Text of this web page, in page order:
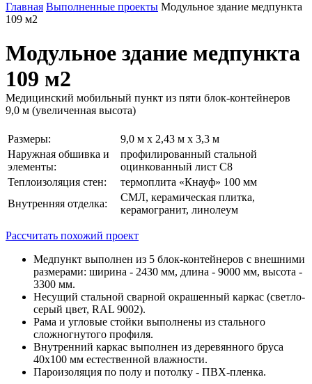
Главная Выполненные проекты Модульное здание медпункта
109 м2
Модульное здание медпункта
109 м2
Медицинский мобильный пункт из пяти блок-контейнеров
9,0 м (увеличенная высота)
Размеры:
9,0 м х 2,43 м х 3,3 м
Наружная обшивка и
элементы:
профилированный стальной
оцинкованный лист С8
Теплоизоляция стен:
термоплита «Кнауф» 100 мм
Внутренняя отделка:
СМЛ, керамическая плитка,
керамогранит, линолеум
Рассчитать похожий проект
Медпункт выполнен из 5 блок-контейнеров с внешними
размерами: ширина - 2430 мм, длина - 9000 мм, высота -
3300 мм.
Несущий стальной сварной окрашенный каркас (светло-
серый цвет, RAL 9002).
Рама и угловые стойки выполнены из стального
сложногнутого профиля.
Внутренний каркас выполнен из деревянного бруса
40х100 мм естественной влажности.
Пароизоляция по полу и потолку - ПВХ-пленка.